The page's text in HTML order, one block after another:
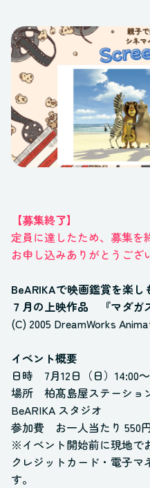
すべて
【募集終了】
定員に達したため、募集を
お申し込みありがとうござ
BeARIKAで映画鑑賞を楽し
７月の上映作品 『マダガ
(C) 2005 DreamWorks
イベント概要
日時 7月12日（日）14:00～
場所 柏髙島屋ステーショ
BeARIKA スタジオ
参加費 お一人当たり 550円
※イベント開始前に現地で
クレジットカード・電子マ
す。